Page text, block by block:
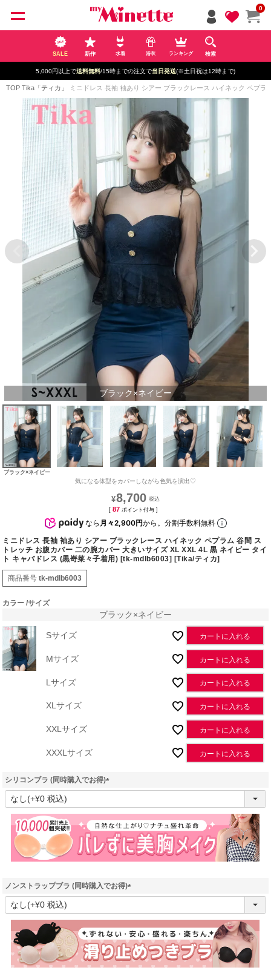
0
SALE 新作 水着 浴衣 ランキング 検索
5,000円以上で送料無料/15時までの注文で当日発送(※土日祝は12時まで)
TOP Tika「ティカ」 ミニドレス 長袖 袖あり シアー ブラックレース ハイネック ペプ
ブラック×ネイビー
ブラック×ネイビー
気になる体型をカバーしながら色気を演出♡
¥8,700
[ 87 ポイント付与 ]
なら 月々2,900円から。分割手数料無料
ミニドレス 長袖 袖あり シアー ブラックレース ハイネック ペプラム 谷間 ス
トレッチ お腹カバー 二の腕カバー 大きいサイズ XL XXL 4L 黒 ネイビー タイ
ト キャバドレス (黒嵜菜々子着用) [tk-mdlb6003] [Tika/ティカ]
商品番号 tk-mdlb6003
カラー サイズ
ブラック×ネイビー
Sサイズ カートに入れる
Mサイズ カートに入れる
Lサイズ カートに入れる
XLサイズ カートに入れる
XXLサイズ カートに入れる
XXXLサイズ カートに入れる
シリコンブラ (同時購入でお得)
(
須
)
ノンストラップブラ (同時購入でお得)
(
須
)
ペー
ジト
ップ